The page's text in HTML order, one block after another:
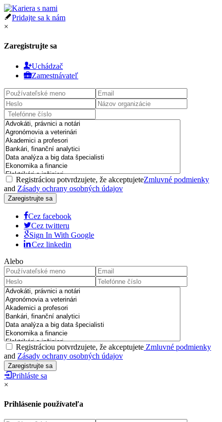
Pridajte sa k nám
×
Zaregistrujte sa
Uchádzač
Zamestnávateľ
Registráciou potvrdzujete, že akceptujeteZmluvné podmienky
and Zásady ochrany osobných údajov
Cez facebook
Cez twitteru
Sign In With Google
Cez linkedin
Alebo
Registráciou potvrdzujete, že akceptujete Zmluvné podmienky
and Zásady ochrany osobných údajov
Prihláste sa
×
Prihlásenie používateľa